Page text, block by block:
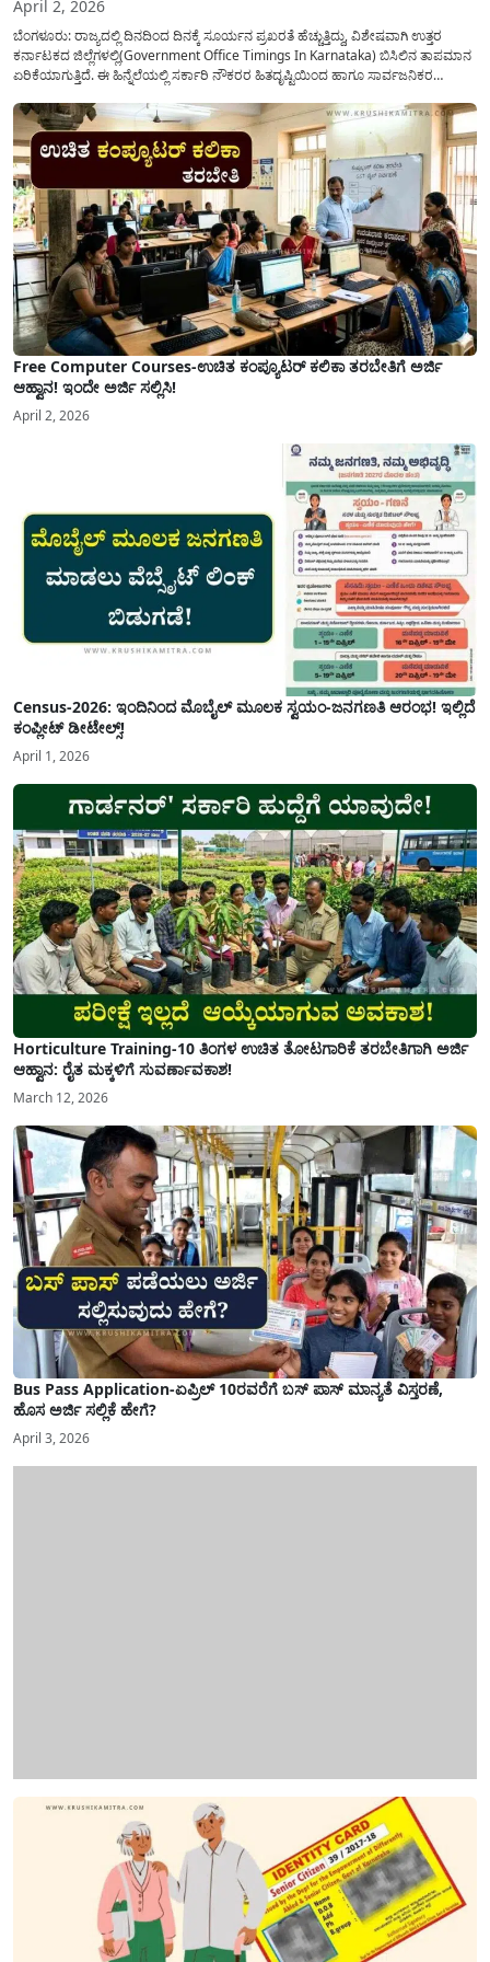
April 2, 2026
ಬೆಂಗಳೂರು: ರಾಜ್ಯದಲ್ಲಿ ದಿನದಿಂದ ದಿನಕ್ಕೆ ಸೂರ್ಯನ ಪ್ರಖರತೆ ಹೆಚ್ಚುತ್ತಿದ್ದು, ವಿಶೇಷವಾಗಿ ಉತ್ತರ
ಕರ್ನಾಟಕದ ಜಿಲ್ಲೆಗಳಲ್ಲಿ(Government Office Timings In Karnataka) ಬಿಸಿಲಿನ ತಾಪಮಾನ
ಏರಿಕೆಯಾಗುತ್ತಿದೆ. ಈ ಹಿನ್ನೆಲೆಯಲ್ಲಿ ಸರ್ಕಾರಿ ನೌಕರರ ಹಿತದೃಷ್ಟಿಯಿಂದ ಹಾಗೂ ಸಾರ್ವಜನಿಕರ
ಮತ್ತು ಕಲ್ಯಾಣ ಕರ್ನಾಟಕದ ಒಟ್ಟು 9 ಜಿಲ್ಲೆಗಳಲ್ಲಿ ಏಪ್ರಿಲ್...
Free Computer Courses-ಉಚಿತ ಕಂಪ್ಯೂಟರ್ ಕಲಿಕಾ ತರಬೇತಿಗೆ ಅರ್ಜಿ
ಆಹ್ವಾನ! ಇಂದೇ ಅರ್ಜಿ ಸಲ್ಲಿಸಿ!
April 2, 2026
Census-2026: ಇಂದಿನಿಂದ ಮೊಬೈಲ್ ಮೂಲಕ ಸ್ವಯಂ-ಜನಗಣತಿ ಆರಂಭ! ಇಲ್ಲಿದೆ
ಕಂಪ್ಲೀಟ್ ಡೀಟೇಲ್ಸ್!
April 1, 2026
Horticulture Training-10 ತಿಂಗಳ ಉಚಿತ ತೋಟಗಾರಿಕೆ ತರಬೇತಿಗಾಗಿ ಅರ್ಜಿ
ಆಹ್ವಾನ: ರೈತ ಮಕ್ಕಳಿಗೆ ಸುವರ್ಣಾವಕಾಶ!
March 12, 2026
Bus Pass Application-ಏಪ್ರಿಲ್ 10ರವರೆಗೆ ಬಸ್ ಪಾಸ್ ಮಾನ್ಯತೆ ವಿಸ್ತರಣೆ,
ಹೊಸ ಅರ್ಜಿ ಸಲ್ಲಿಕೆ ಹೇಗೆ?
April 3, 2026